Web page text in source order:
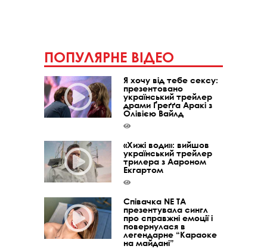
ПОПУЛЯРНЕ ВІДЕО
Я хочу від тебе сексу:
презентовано
український трейлер
драми Ґреґґа Аракі з
Олівією Вайлд
«Хижі води»: вийшов
український трейлер
трилера з Аароном
Екгартом
Співачка NE TA
презентувала сингл
про справжні емоції і
повернулася в
легендарне “Караоке
на майдані”